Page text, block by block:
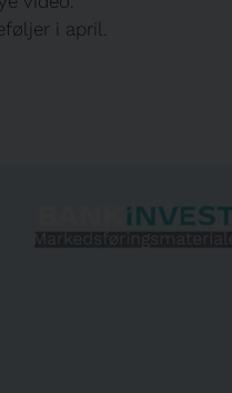
i april.